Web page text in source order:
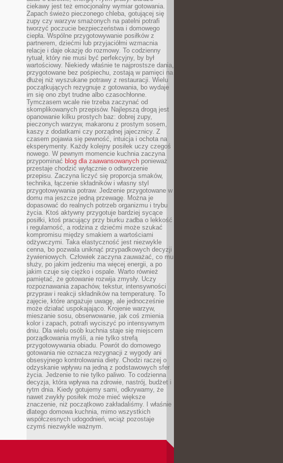
ciekawy jest też emocjonalny wymiar gotowania.
Zapach świeżo pieczonego chleba, gotującej się
zupy czy warzyw smażonych na patelni potrafi
tworzyć poczucie bezpieczeństwa i domowego
ciepła. Wspólne przygotowywanie posiłków z
partnerem, dziećmi lub przyjaciółmi wzmacnia
relacje i daje okazję do rozmowy. To codzienny
rytuał, który nie musi być perfekcyjny, by był
wartościowy. Niekiedy właśnie te najprostsze dania,
przygotowane bez pośpiechu, zostają w pamięci na
dłużej niż wyszukane potrawy z restauracji. Wielu
początkujących rezygnuje z gotowania, bo wydaje
im się ono zbyt trudne albo czasochłonne.
Tymczasem wcale nie trzeba zaczynać od
skomplikowanych przepisów. Najlepszą drogą jest
opanowanie kilku prostych baz: dobrej zupy,
pieczonych warzyw, makaronu z prostym sosem,
kaszy z dodatkami czy porządnej jajecznicy. Z
czasem pojawia się pewność, intuicja i ochota na
eksperymenty. Każdy kolejny posiłek uczy czegoś
nowego. W pewnym momencie kuchnia zaczyna
przypominać blog dla zaawansowanych ponieważ
przestaje chodzić wyłącznie o odtworzenie
przepisu. Zaczyna liczyć się proporcja smaków,
technika, łączenie składników i własny styl
przygotowywania potraw. Jedzenie przygotowane w
domu ma jeszcze jedną przewagę. Można je
dopasować do realnych potrzeb organizmu i trybu
życia. Ktoś aktywny przygotuje bardziej sycące
posiłki, ktoś pracujący przy biurku zadba o lekkość
i regularność, a rodzina z dziećmi może szukać
kompromisu między smakiem a wartościami
odżywczymi. Taka elastyczność jest niezwykle
cenna, bo pozwala uniknąć przypadkowych decyzji
żywieniowych. Człowiek zaczyna zauważać, co mu
służy, po jakim jedzeniu ma więcej energii, a po
jakim czuje się ciężko i ospale. Warto również
pamiętać, że gotowanie rozwija zmysły. Uczy
rozpoznawania zapachów, tekstur, intensywności
przypraw i reakcji składników na temperaturę. To
zajęcie, które angażuje uwagę, ale jednocześnie
może działać uspokajająco. Krojenie warzyw,
mieszanie sosu, obserwowanie, jak coś zmienia
kolor i zapach, potrafi wyciszyć po intensywnym
dniu. Dla wielu osób kuchnia staje się miejscem
porządkowania myśli, a nie tylko strefą
przygotowywania obiadu. Powrót do domowego
gotowania nie oznacza rezygnacji z wygody ani
obsesyjnego kontrolowania diety. Chodzi raczej o
odzyskanie wpływu na jedną z podstawowych sfer
życia. Jedzenie to nie tylko paliwo. To codzienna
decyzja, która wpływa na zdrowie, nastrój, budżet i
rytm dnia. Kiedy gotujemy sami, odkrywamy, że
nawet zwykły posiłek może mieć większe
znaczenie, niż początkowo zakładaliśmy. I właśnie
dlatego domowa kuchnia, mimo wszystkich
współczesnych udogodnień, wciąż pozostaje
czymś niezwykle ważnym.